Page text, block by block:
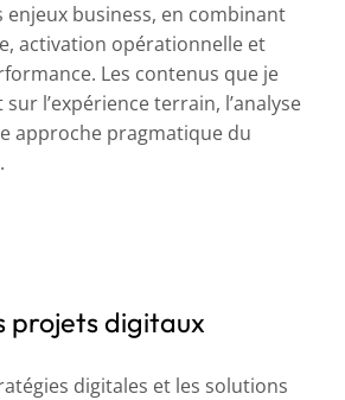
business, en combinant
activation opérationnelle et
Les contenus que je
l’expérience terrain, l’analyse
approche pragmatique du
projets digitaux
digitales et les solutions